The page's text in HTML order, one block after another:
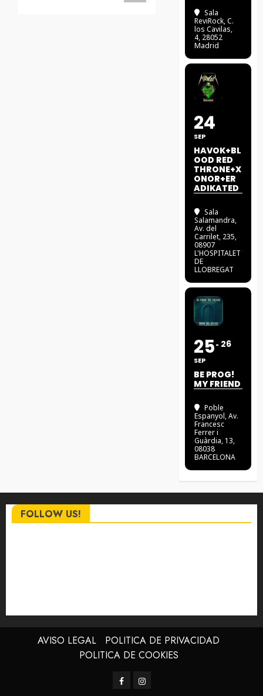
Sala
ReviRock, C.
los Cavilas,
4, 28052
Madrid
24
SEP
HAVOK+BL
OOD RED
THRONE+X
ONOR+ER
ADIKATED
Sala
Salamandra,
Av. del
Carrilet, 235,
08907
L'HOSPITALET
DE
LLOBREGAT
25
SEP
26
BE PROG!
MY FRIEND
Poble
Espanyol, Av.
Francesc
Ferrer i
Guàrdia, 13,
08038
BARCELONA
FOLLOW US!
AVISO LEGAL
POLITICA DE PRIVACIDAD
POLITICA DE COOKIES
FacebookInstagram